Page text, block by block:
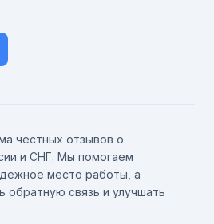
честных отзывов о
и СНГ. Мы помогаем
место работы, а
обратную связь и улучшать